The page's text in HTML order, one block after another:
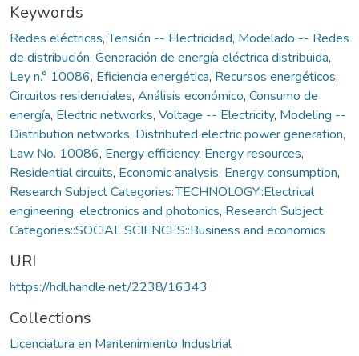
Keywords
Redes eléctricas,Tensión -- Electricidad, Modelado -- Redes
de distribución, Generación de energía eléctrica distribuida,
Ley n.° 10086, Eficiencia energética, Recursos energéticos,
Circuitos residenciales, Análisis económico, Consumo de
energía, Electric networks, Voltage -- Electricity, Modeling --
Distribution networks, Distributed electric power generation,
Law No. 10086, Energy efficiency, Energy resources,
Residential circuits, Economic analysis, Energy consumption,
Research Subject Categories::TECHNOLOGY::Electrical
engineering, electronics and photonics, Research Subject
Categories::SOCIAL SCIENCES::Business and economics
URI
https://hdl.handle.net/2238/16343
Collections
Licenciatura en Mantenimiento Industrial